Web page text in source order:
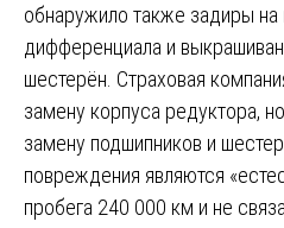
обнаружило также задиры на
дифференциала и
шестерён. Страховая
замену корпуса редуктора,
замену подшипников и
повреждения являются
пробега 240 000 км и не